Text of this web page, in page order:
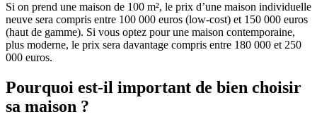
Si on prend une maison de 100 m², le prix d’une maison individuelle
neuve sera compris entre 100 000 euros (low-cost) et 150 000 euros
(haut de gamme). Si vous optez pour une maison contemporaine,
plus moderne, le prix sera davantage compris entre 180 000 et 250
000 euros.
Pourquoi est-il important de bien choisir
sa maison ?